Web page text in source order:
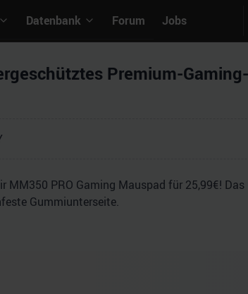
Datenbank Forum Jobs
Premium-
MM350 PRO Gaming Mauspad für 25,99€!
Gummiunterseite.